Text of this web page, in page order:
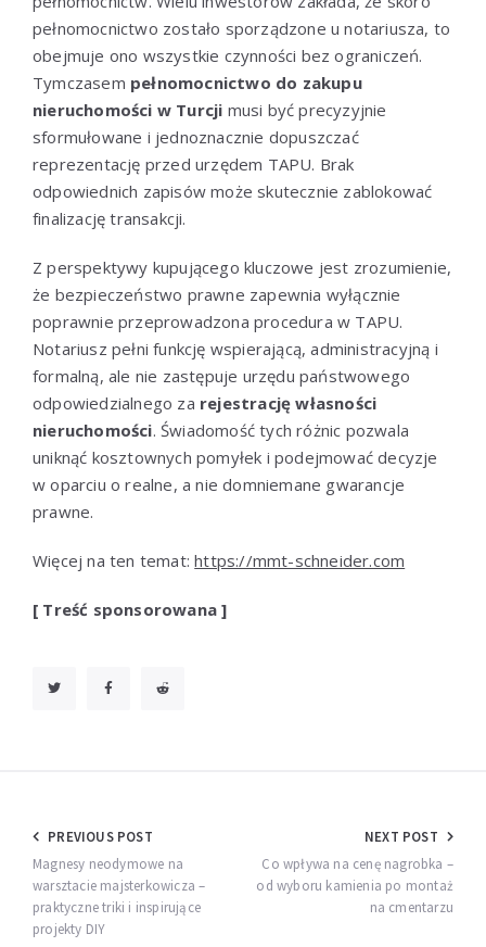
pełnomocnictwo zostało sporządzone u notariusza, to
obejmuje ono wszystkie czynności bez ograniczeń.
Tymczasem pełnomocnictwo do zakupu
nieruchomości w Turcji musi być precyzyjnie
sformułowane i jednoznacznie dopuszczać
reprezentację przed urzędem TAPU. Brak
odpowiednich zapisów może skutecznie zablokować
finalizację transakcji.
Z perspektywy kupującego kluczowe jest zrozumienie,
że bezpieczeństwo prawne zapewnia wyłącznie
poprawnie przeprowadzona procedura w TAPU.
Notariusz pełni funkcję wspierającą, administracyjną i
formalną, ale nie zastępuje urzędu państwowego
odpowiedzialnego za rejestrację własności
nieruchomości. Świadomość tych różnic pozwala
uniknąć kosztownych pomyłek i podejmować decyzje
w oparciu o realne, a nie domniemane gwarancje
prawne.
Więcej na ten temat:https://mmt-schneider.com
[ Treść sponsorowana ]
Nawigacja
wpisu
PREVIOUS POST
Magnesy neodymowe na
warsztacie majsterkowicza –
praktyczne triki i inspirujące
projekty DIY
NEXT POST
Co wpływa na cenę nagrobka –
od wyboru kamienia po montaż
na cmentarzu